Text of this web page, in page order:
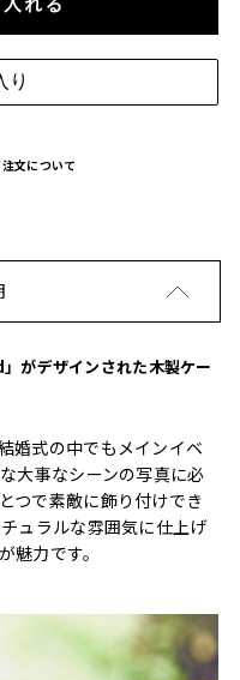
トに入れる
り
文について
がデザインされた木製ケー
婚式の中でもメインイベ
大事なシーンの写真に必
つで素敵に飾り付けでき
ュラルな雰囲気に仕上げ
魅力です。